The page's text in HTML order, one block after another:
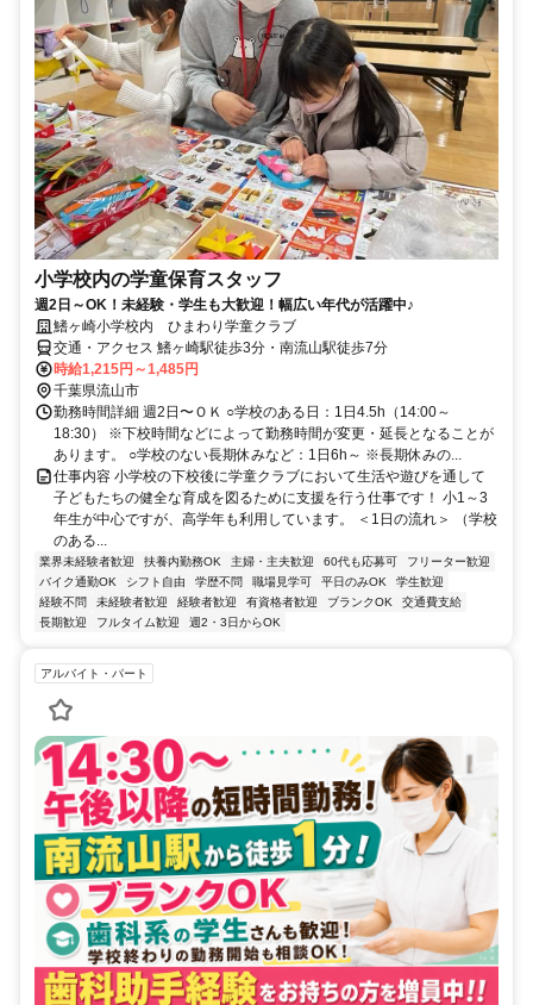
小学校内の学童保育スタッフ
週2日～OK！未経験・学生も大歓迎！幅広い年代が活躍中♪
鰭ヶ崎小学校内 ひまわり学童クラブ
交通・アクセス 鰭ヶ崎駅徒歩3分・南流山駅徒歩7分
時給1,215円～1,485円
千葉県流山市
勤務時間詳細 週2日〜ＯＫ ○学校のある日：1日4.5h（14:00～
18:30） ※下校時間などによって勤務時間が変更・延長となることが
あります。 ○学校のない長期休みなど：1日6h～ ※長期休みの...
仕事内容 小学校の下校後に学童クラブにおいて生活や遊びを通して
子どもたちの健全な育成を図るために支援を行う仕事です！ 小1～3
年生が中心ですが、高学年も利用しています。 ＜1日の流れ＞ （学校
のある...
業界未経験者歓迎 扶養内勤務OK 主婦・主夫歓迎 60代も応募可
フリーター歓迎
バイク通勤OK
シフト自由 学歴不問 職場見学可 平日のみOK
学生歓迎
経験不問
未経験者歓迎 経験者歓迎 有資格者歓迎 ブランクOK
交通費支給
長期歓迎
フルタイム歓迎 週2・3日からOK
アルバイト・パート